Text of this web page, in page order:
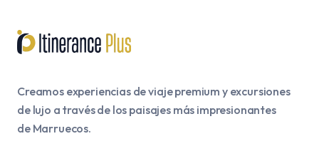
Creamos experiencias de viaje premium y excursiones
de lujo a través de los paisajes más impresionantes
de Marruecos.